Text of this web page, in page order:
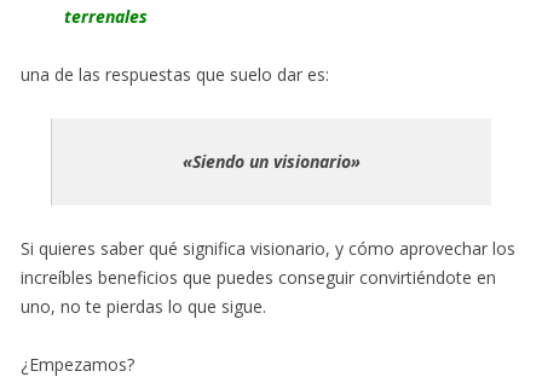
terrenales
una de las respuestas que suelo dar es:
«Siendo un visionario»
Si quieres saber qué significa visionario, y cómo aprovechar los
increíbles beneficios que puedes conseguir convirtiéndote en
uno, no te pierdas lo que sigue.
¿Empezamos?